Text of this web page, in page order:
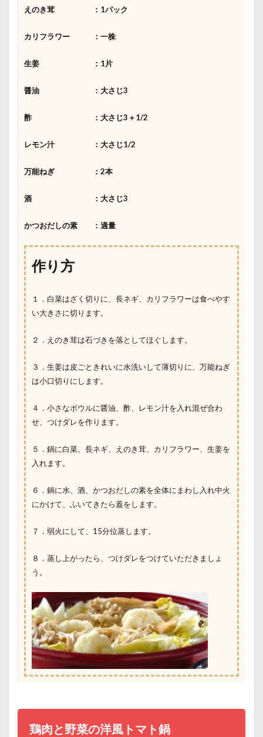
えのき茸 ：1パック
カリフラワー ：一株
生姜 ：1片
醤油 ：大さじ3
酢 ：大さじ3＋1/2
レモン汁 ：大さじ1/2
万能ねぎ ：2本
酒 ：大さじ3
かつおだしの素 ：適量
作り方
１．白菜はざく切りに、長ネギ、カリフラワーは食べやす
い大きさに切ります。
２．えのき茸は石づきを落としてほぐします。
３．生姜は皮ごときれいに水洗いして薄切りに、万能ねぎ
は小口切りにします。
４．小さなボウルに醤油、酢、レモン汁を入れ混ぜ合わ
せ、つけダレを作ります。
５．鍋に白菜、長ネギ、えのき茸、カリフラワー、生姜を
入れます。
６．鍋に水、酒、かつおだしの素を全体にまわし入れ中火
にかけて、ふいてきたら蓋をします。
７．弱火にして、15分位蒸します。
８．蒸し上がったら、つけダレをつけていただきましょ
う。
鶏肉と野菜の洋風トマト鍋